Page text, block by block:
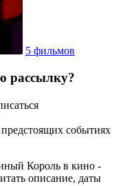
5 фильмов
рассылку?
событиях
Король в кино -
описание, даты